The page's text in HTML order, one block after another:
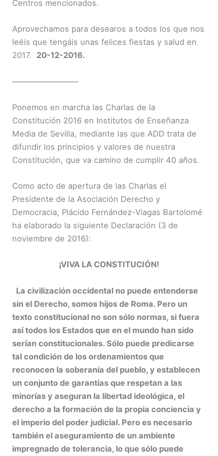
Centros mencionados.
Aprovechamos para desearos a todos los que nos
leéis que tengáis unas felices fiestas y salud en
2017. 20-12-2016.
————————–
Ponemos en marcha las Charlas de la
Constitución 2016 en Institutos de Enseñanza
Media de Sevilla, mediante las que ADD trata de
difundir los principios y valores de nuestra
Constitución, que va camino de cumplir 40 años.
Como acto de apertura de las Charlas el
Presidente de la Asociación Derecho y
Democracia, Plácido Fernández-Viagas Bartolomé
ha elaborado la siguiente Declaración (3 de
noviembre de 2016):
¡VIVA LA CONSTITUCIÓN!
La civilización occidental no puede entenderse
sin el Derecho, somos hijos de Roma. Pero un
texto constitucional no son sólo normas, si fuera
así todos los Estados que en el mundo han sido
serían constitucionales. Sólo puede predicarse
tal condición de los ordenamientos que
reconocen la soberanía del pueblo, y establecen
un conjunto de garantías que respetan a las
minorías y aseguran la libertad ideológica, el
derecho a la formación de la propia conciencia y
el imperio del poder judicial. Pero es necesario
también el aseguramiento de un ambiente
impregnado de tolerancia, lo que sólo puede